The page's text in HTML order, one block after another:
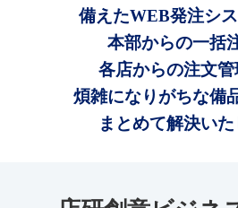
備えたWEB発注シス
本部からの一括
各店からの注文管
煩雑になりがちな備
まとめて解決いた